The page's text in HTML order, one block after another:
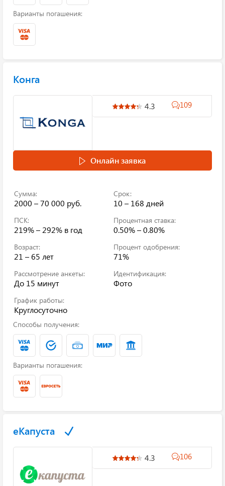
Варианты погашения:
Конга
4.3 109
Онлайн заявка
Сумма:
2000 – 70 000 руб.
Срок:
10 – 168 дней
ПСК:
219% – 292% в год
Процентная ставка:
0.50% – 0.80%
Возраст:
21 – 65 лет
Процент одобрения:
71%
Рассмотрение анкеты:
До 15 минут
Идентификация:
Фото
График работы:
Круглосуточно
Способы получения:
Варианты погашения:
еКапуста
4.3 106